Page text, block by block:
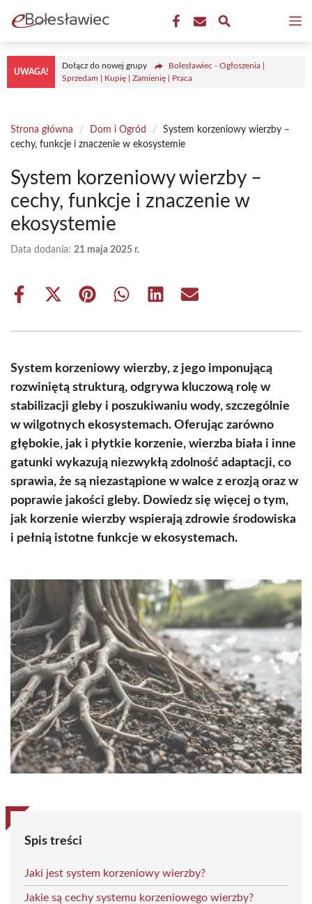
treści
UWAGA!
Dołącz do nowej grupy
Bolesławiec - Ogłoszenia |
Sprzedam | Kupię | Zamienię | Praca
Strona główna / Dom i Ogród /
System korzeniowy wierzby –
cechy, funkcje i znaczenie w ekosystemie
System korzeniowy wierzby –
cechy, funkcje i znaczenie w
ekosystemie
Data dodania: 21 maja 2025 r.
Share
Share
(Twitter)
Share Share Share Share
System korzeniowy wierzby, z jego imponującą
rozwiniętą strukturą, odgrywa kluczową rolę w
stabilizacji gleby i poszukiwaniu wody, szczególnie
w wilgotnych ekosystemach. Oferując zarówno
głębokie, jak i płytkie korzenie, wierzba biała i inne
gatunki wykazują niezwykłą zdolność adaptacji, co
sprawia, że są niezastąpione w walce z erozją oraz w
poprawie jakości gleby. Dowiedz się więcej o tym,
jak korzenie wierzby wspierają zdrowie środowiska
i pełnią istotne funkcje w ekosystemach.
Spis treści
Jaki jest system korzeniowy wierzby?
Jakie są cechy systemu korzeniowego wierzby?